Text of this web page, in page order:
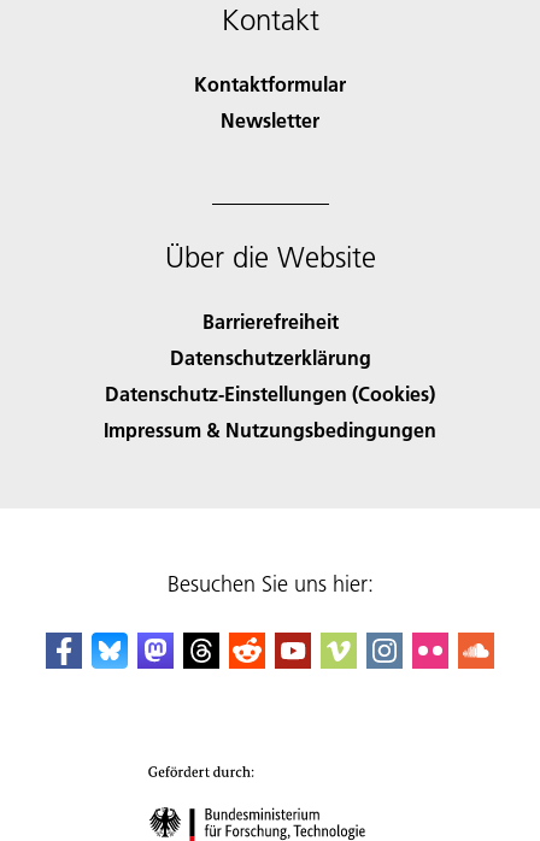
Kontakt
Kontaktformular
Newsletter
Über die Website
Barrierefreiheit
Datenschutzerklärung
Datenschutz-Einstellungen (Cookies)
Impressum & Nutzungsbedingungen
Besuchen Sie uns hier: